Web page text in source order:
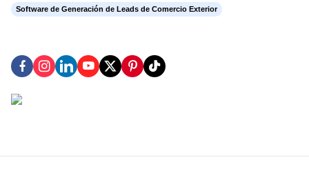
Software de Generación de Leads de Comercio Exterior